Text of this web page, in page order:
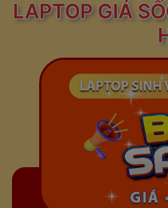
LAPTOP GIÁ